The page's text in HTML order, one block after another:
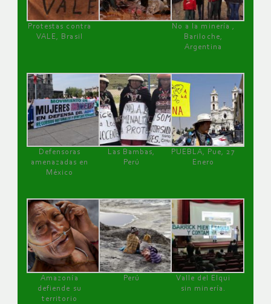
Protestas contra
VALE, Brasil
No a la minería ,
Bariloche,
Argentina
Defensoras
amenazadas en
México
Las Bambas,
Perú
PUEBLA, Pue, 27
Enero
Amazonía
defiende su
territorio
Perú
Valle del Elqui
sin minería.